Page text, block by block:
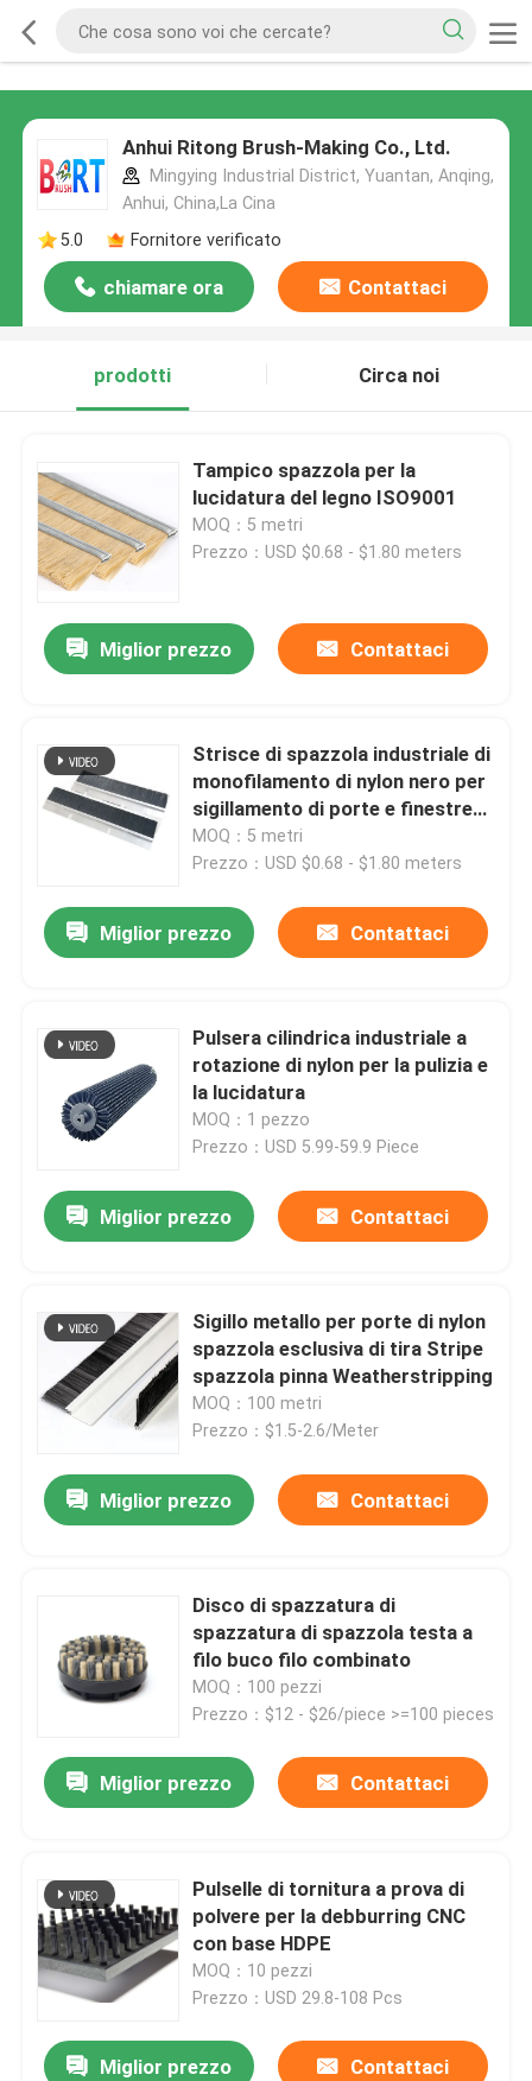
Anhui Ritong Brush-Making Co., Ltd.
Mingying Industrial District, Yuantan, Anqing,
Anhui, China,La Cina
5.0
Fornitore verificato
chiamare ora Contattaci
prodotti Circa noi
Tampico spazzola per la
lucidatura del legno ISO9001
MOQ：5 metri
Prezzo：USD $0.68 - $1.80 meters
Miglior prezzo Contattaci
Strisce di spazzola industriale di
monofilamento di nylon nero per
sigillamento di porte e finestre
ISO9001
MOQ：5 metri
Prezzo：USD $0.68 - $1.80 meters
Miglior prezzo Contattaci
Pulsera cilindrica industriale a
rotazione di nylon per la pulizia e
la lucidatura
MOQ：1 pezzo
Prezzo：USD 5.99-59.9 Piece
Miglior prezzo Contattaci
Sigillo metallo per porte di nylon
spazzola esclusiva di tira Stripe
spazzola pinna Weatherstripping
MOQ：100 metri
Prezzo：$1.5-2.6/Meter
Miglior prezzo Contattaci
Disco di spazzatura di
spazzatura di spazzola testa a
filo buco filo combinato
MOQ：100 pezzi
Prezzo：$12 - $26/piece >=100 pieces
Miglior prezzo Contattaci
Pulselle di tornitura a prova di
polvere per la debburring CNC
con base HDPE
MOQ：10 pezzi
Prezzo：USD 29.8-108 Pcs
Miglior prezzo Contattaci